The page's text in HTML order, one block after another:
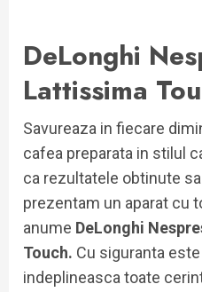
DeLonghi
Lattissima
Savureaza in fiecare
cafea preparata in stilul
ca rezultatele obtinute
prezentam un aparat cu
anume DeLonghi
Touch. Cu siguranta
indeplineasca toate